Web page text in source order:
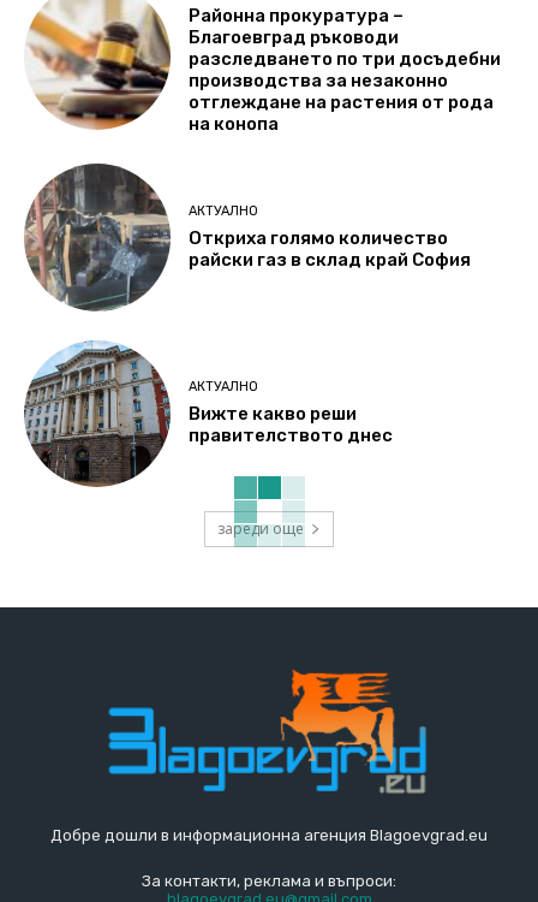
Районна прокуратура –
Благоевград ръководи
разследването по три досъдебни
производства за незаконно
отглеждане на растения от рода
на конопа
АКТУАЛНО
Откриха голямо количество
райски газ в склад край София
АКТУАЛНО
Вижте какво реши
правителството днес
зареди още
Добре дошли в информационна агенция Blagoevgrad.eu
За контакти, реклама и въпроси: